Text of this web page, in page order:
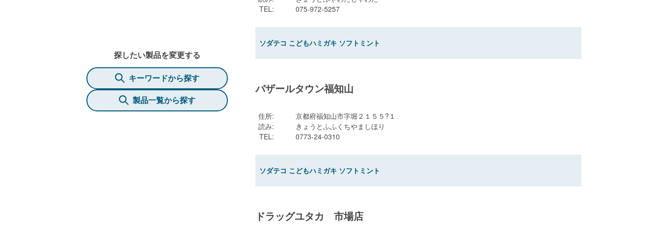
探したい製品を変更する
キーワードから探す
製品一覧から探す
TEL: 075-972-5257
ソダテコ こどもハミガキ ソフトミント
バザールタウン福知山
住所:
京都府福知山市字堀２１５５?１
読み:
きょうとふふくちやましほり
TEL: 0773-24-0310
ソダテコ こどもハミガキ ソフトミント
ドラッグユタカ 市場店